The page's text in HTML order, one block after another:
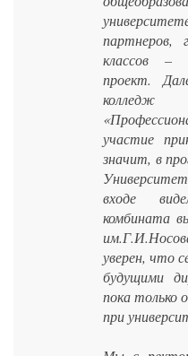
классов –
проект.
участие
значит, в
входе
комбината
уверен, что
будущими
пока только
при